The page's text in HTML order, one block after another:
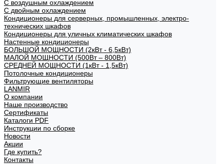
С воздушным охлаждением
С двойным охлаждением
Кондиционеры для серверных, промышленных, электро-
технических шкафов
Кондиционеры для уличных климатических шкафов
Настенные кондиционеры
БОЛЬШОЙ МОЩНОСТИ (2кВт - 6,5кВт)
МАЛОЙ МОЩНОСТИ (500Вт – 800Вт)
СРЕДНЕЙ МОЩНОСТИ (1кВт - 1,5кВт)
Потолочные кондиционеры
Фильтрующие вентиляторы
LANMIR
О компании
Наше производство
Сертификаты
Каталоги PDF
Инструкции по сборке
Новости
Акции
Где купить?
Контакты